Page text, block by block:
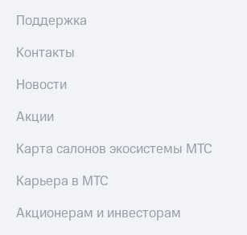
Поддержка
Контакты
Новости
Акции
Карта салонов экосистемы МТС
Карьера в МТС
Акционерам и инвесторам